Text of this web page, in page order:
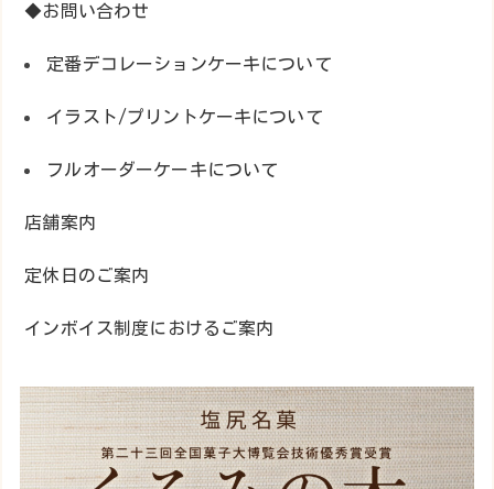
◆お問い合わせ
定番デコレーションケーキについて
イラスト/プリントケーキについて
フルオーダーケーキについて
店舗案内
定休日のご案内
インボイス制度におけるご案内